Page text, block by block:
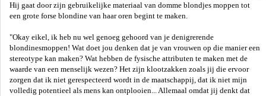
Hij gaat door zijn gebruikelijke materiaal van domme blondjes moppen tot
een grote forse blondine van haar oren begint te maken.
"Okay eikel, ik heb nu wel genoeg gehoord van je denigrerende
blondinesmoppen! Wat doet jou denken dat je van vrouwen op die manier een
stereotype kan maken? Wat hebben de fysische attributen te maken met de
waarde van een menselijk wezen? Het zijn klootzakken zoals jij die ervoor
zorgen dat ik niet gerespecteerd wordt in de maatschappij, dat ik niet mijn
volledig potentieel als mens kan ontplooien... Allemaal omdat jij denkt dat